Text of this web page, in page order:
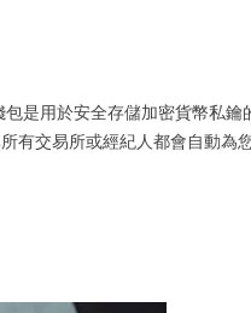
是用於安全存儲加密貨幣私鑰
有交易所或經紀人都會自動為